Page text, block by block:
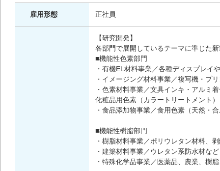
雇用形態 正社員
【研究開発】
各部門で展開しているテーマに準じた
■機能性色素部門
・有機EL材料事業／各種ディスプレイ
・イメージング材料事業／複写機・プ
・色素材料事業／文具インキ・アルミ
化粧品用色素（カラートリートメント）
・食品添加物事業／食用色素（天然・
■機能性樹脂部門
・樹脂材料事業／ポリウレタン材料、
・建築材料事業／ウレタン系防水材など
・特殊化学品事業／医薬品、農業、樹